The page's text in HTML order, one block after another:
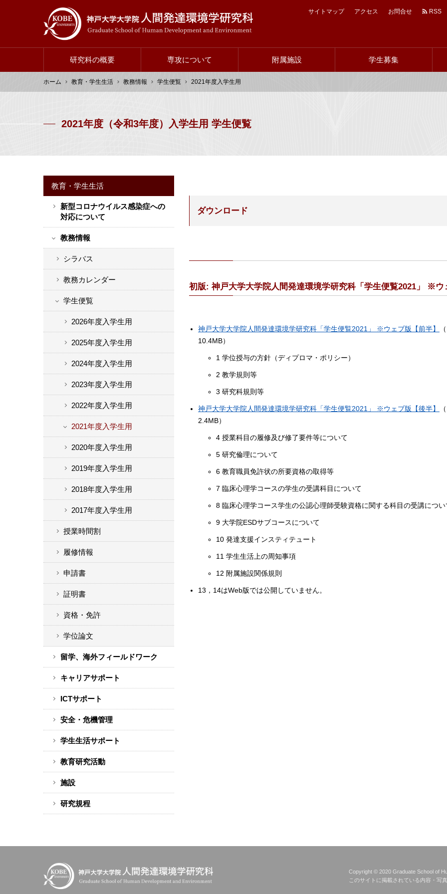
動
メ
ー
ョ
ン
研究科の概要 専攻について 附属施設 学生募集
ナ
サイトマップ アクセス お問合せ RSS
ホーム 教育・学生生活 教務情報 学生便覧 2021年度入学生用
2021年度（令和3年度）入学生用 学生便覧
ダウンロード
初版: 神戸大学大学院人間発達環境学研究科「学生便覧2021」 ※ウ
神戸大学大学院人間発達環境学研究科「学生便覧2021」 ※ウェブ版【前半】
10.4MB）
1 学位授与の方針（ディプロマ・ポリシー）
2 教学規則等
3 研究科規則等
神戸大学大学院人間発達環境学研究科「学生便覧2021」 ※ウェブ版【後半】
2.4MB）
4 授業科目の履修及び修了要件等について
5 研究倫理について
6 教育職員免許状の所要資格の取得等
7 臨床心理学コースの学生の受講科目について
8 臨床心理学コース学生の公認心理師受験資格に関する科目の受講につい
9 大学院ESDサブコースについて
10 発達支援インスティテュート
11 学生生活上の周知事項
12 附属施設関係規則
13，14はWeb版では公開していません。
サ
ド
バ
ー
ュ
ー
教育・学生生活
新型コロナウイルス感染症への
対応について
教務情報
シラバス
教務カレンダー
学生便覧
2026年度入学生用
2025年度入学生用
2024年度入学生用
2023年度入学生用
2022年度入学生用
2021年度入学生用
2020年度入学生用
2019年度入学生用
2018年度入学生用
2017年度入学生用
授業時間割
履修情報
申請書
証明書
資格・免許
学位論文
留学、海外フィールドワーク
キャリアサポート
ICTサポート
安全・危機管理
学生生活サポート
教育研究活動
施設
研究規程
Copyright © 2020 Graduate School of
このサイトに掲載されている内容・写